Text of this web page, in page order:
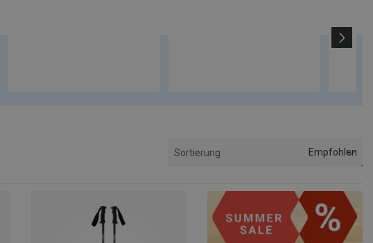
Sortierung Empfohlen